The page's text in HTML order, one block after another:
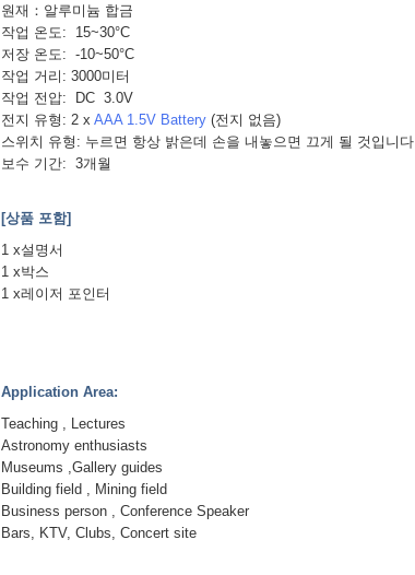
원재：알루미늄 합금
작업 온도: 15~30°C
저장 온도: -10~50°C
작업 거리: 3000미터
작업 전압: DC 3.0V
전지 유형: 2 x AAA 1.5V Battery(전지 없음)
스위치 유형: 누르면 항상 밝은데 손을 내놓으면 끄게 될 것입니다
보수 기간: 3개월
[상품 포함]
1 x설명서
1 x박스
1 x레이저 포인터
Application Area:
Teaching , Lectures
Astronomy enthusiasts
Museums ,Gallery guides
Building field , Mining field
Business person , Conference Speaker
Bars, KTV, Clubs, Concert site